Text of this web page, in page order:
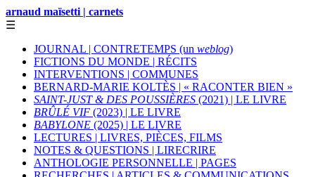
arnaud maïsetti | carnets
☰
JOURNAL | CONTRETEMPS (un weblog)
FICTIONS DU MONDE | RÉCITS
INTERVENTIONS | COMMUNES
BERNARD-MARIE KOLTÈS | « RACONTER BIEN »
SAINT-JUST & DES POUSSIÈRES (2021) | LE LIVRE
BRÛLÉ VIF (2023) | LE LIVRE
BABYLONE (2025) | LE LIVRE
LECTURES | LIVRES, PIÈCES, FILMS
NOTES & QUESTIONS | LIRECRIRE
ANTHOLOGIE PERSONNELLE | PAGES